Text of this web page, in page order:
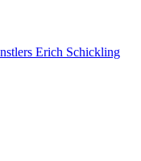
Erich Schickling